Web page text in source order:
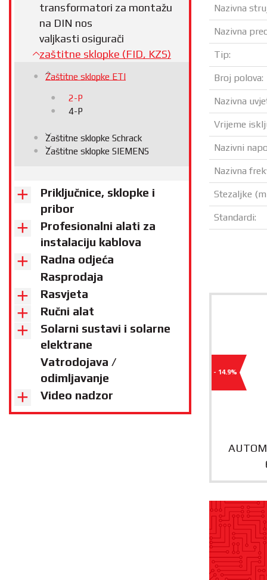
transformatori za montažu
na DIN nos
valjkasti osigurači
zaštitne sklopke (FID, KZS)
Zaštitne sklopke ETI
2-P
4-P
Zaštitne sklopke Schrack
Zaštitne sklopke SIEMENS
Priključnice, sklopke i
pribor
Profesionalni alati za
instalaciju kablova
Radna odjeća
Rasprodaja
Rasvjeta
Ručni alat
Solarni sustavi i solarne
elektrane
Vatrodojava /
odimljavanje
Video nadzor
Nazivna
Nazivna
Tip:
Broj polova:
Nazivna
Vrijeme
Nazivni
Nazivna
Stezaljke
Standardi:
- 14.9%